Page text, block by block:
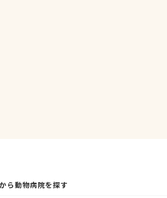
ら動物病院を探す